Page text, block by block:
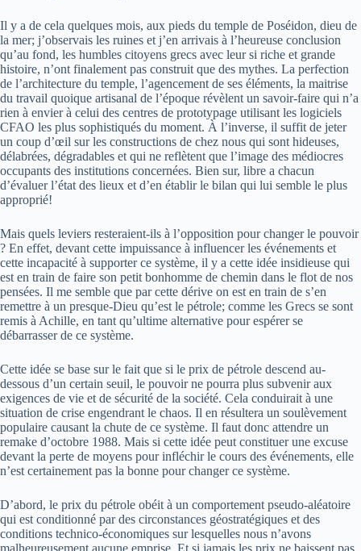
Il y a de cela quelques mois, aux pieds du temple de Poséidon, dieu de
la mer; j’observais les ruines et j’en arrivais à l’heureuse conclusion
qu’au fond, les humbles citoyens grecs avec leur si riche et grande
histoire, n’ont finalement pas construit que des mythes. La perfection
de l’architecture du temple, l’agencement de ses éléments, la maitrise
du travail quoique artisanal de l’époque révèlent un savoir-faire qui n’a
rien à envier à celui des centres de prototypage utilisant les logiciels
CFAO les plus sophistiqués du moment. À l’inverse, il suffit de jeter
un coup d’œil sur les constructions de chez nous qui sont hideuses,
délabrées, dégradables et qui ne reflètent que l’image des médiocres
occupants des institutions concernées. Bien sur, libre a chacun
d’évaluer l’état des lieux et d’en établir le bilan qui lui semble le plus
approprié!
Mais quels leviers resteraient-ils à l’opposition pour changer le pouvoir
? En effet, devant cette impuissance à influencer les événements et
cette incapacité à supporter ce système, il y a cette idée insidieuse qui
est en train de faire son petit bonhomme de chemin dans le flot de nos
pensées. Il me semble que par cette dérive on est en train de s’en
remettre à un presque-Dieu qu’est le pétrole; comme les Grecs se sont
remis à Achille, en tant qu’ultime alternative pour espérer se
débarrasser de ce système.
Cette idée se base sur le fait que si le prix de pétrole descend au-
dessous d’un certain seuil, le pouvoir ne pourra plus subvenir aux
exigences de vie et de sécurité de la société. Cela conduirait à une
situation de crise engendrant le chaos. Il en résultera un soulèvement
populaire causant la chute de ce système. Il faut donc attendre un
remake d’octobre 1988. Mais si cette idée peut constituer une excuse
devant la perte de moyens pour infléchir le cours des événements, elle
n’est certainement pas la bonne pour changer ce système.
D’abord, le prix du pétrole obéit à un comportement pseudo-aléatoire
qui est conditionné par des circonstances géostratégiques et des
conditions technico-économiques sur lesquelles nous n’avons